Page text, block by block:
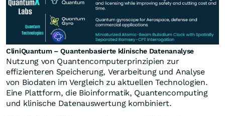
CliniQuantum – Quantenbasierte klinische Datenanalyse
Nutzung von Quantencomputerprinzipien zur
effizienteren Speicherung, Verarbeitung und Analyse
von Biodaten im Vergleich zu aktuellen Technologien.
Eine Plattform, die Bioinformatik, Quantencomputing
und klinische Datenauswertung kombiniert.